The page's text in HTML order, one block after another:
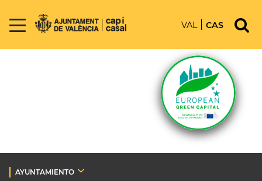
VAL CAS
AYUNTAMIENTO